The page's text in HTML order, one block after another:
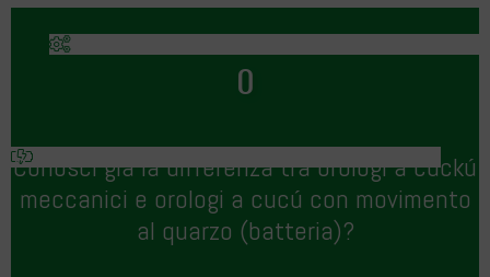
O
Conosci già la differenza tra orologi a cuckú
meccanici e orologi a cucú con movimento
al quarzo (batteria)?